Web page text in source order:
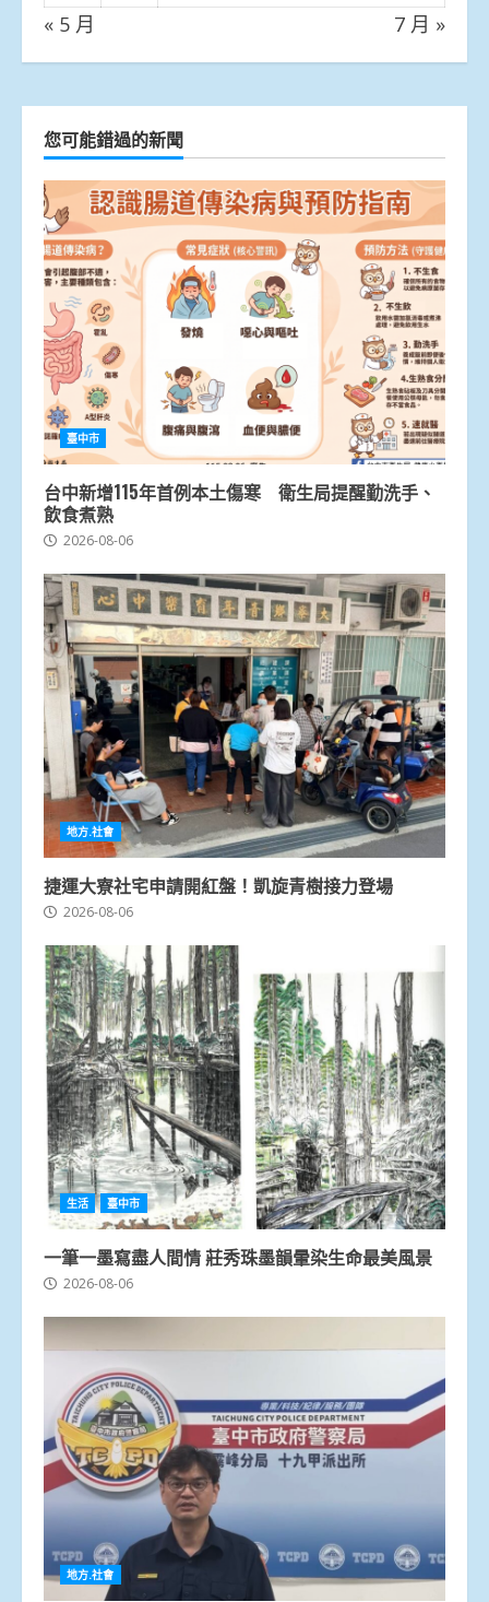
« 5 月 7 月 »
您可能錯過的新聞
臺中市
台中新增115年首例本土傷寒 衛生局提醒勤洗手、
飲食煮熟
2026-08-06
地方.社會
捷運大寮社宅申請開紅盤！凱旋青樹接力登場
2026-08-06
生活 臺中市
一筆一墨寫盡人間情 莊秀珠墨韻暈染生命最美風景
2026-08-06
地方.社會